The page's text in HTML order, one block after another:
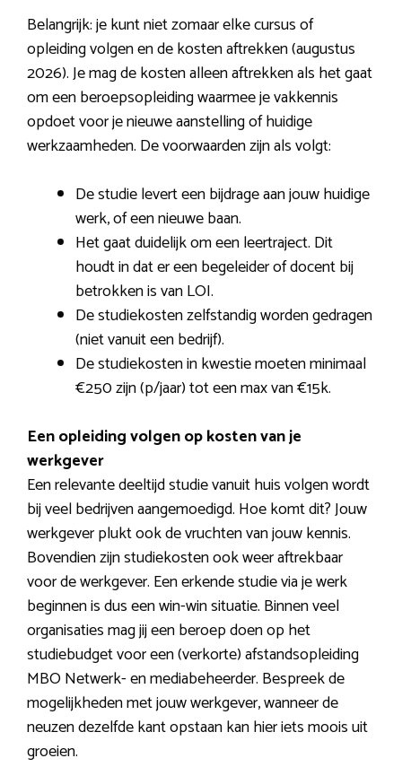
Belangrijk: je kunt niet zomaar elke cursus of
opleiding volgen en de kosten aftrekken (augustus
2026). Je mag de kosten alleen aftrekken als het gaat
om een beroepsopleiding waarmee je vakkennis
opdoet voor je nieuwe aanstelling of huidige
werkzaamheden. De voorwaarden zijn als volgt:
De studie levert een bijdrage aan jouw huidige
werk, of een nieuwe baan.
Het gaat duidelijk om een leertraject. Dit
houdt in dat er een begeleider of docent bij
betrokken is van LOI.
De studiekosten zelfstandig worden gedragen
(niet vanuit een bedrijf).
De studiekosten in kwestie moeten minimaal
€250 zijn (p/jaar) tot een max van €15k.
Een opleiding volgen op kosten van je
werkgever
Een relevante deeltijd studie vanuit huis volgen wordt
bij veel bedrijven aangemoedigd. Hoe komt dit? Jouw
werkgever plukt ook de vruchten van jouw kennis.
Bovendien zijn studiekosten ook weer aftrekbaar
voor de werkgever. Een erkende studie via je werk
beginnen is dus een win-win situatie. Binnen veel
organisaties mag jij een beroep doen op het
studiebudget voor een (verkorte) afstandsopleiding
MBO Netwerk- en mediabeheerder. Bespreek de
mogelijkheden met jouw werkgever, wanneer de
neuzen dezelfde kant opstaan kan hier iets moois uit
groeien.